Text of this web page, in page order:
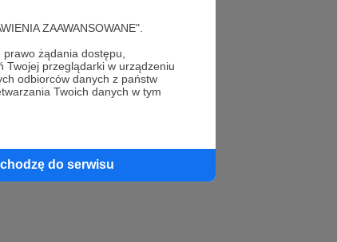
ZAAWANSOWANE".
żądania dostępu,
Twojej przeglądarki w urządzeniu
odbiorców danych z państw
Twoich danych w tym
do serwisu
FAQ
Kontakt z zespołem Patronite